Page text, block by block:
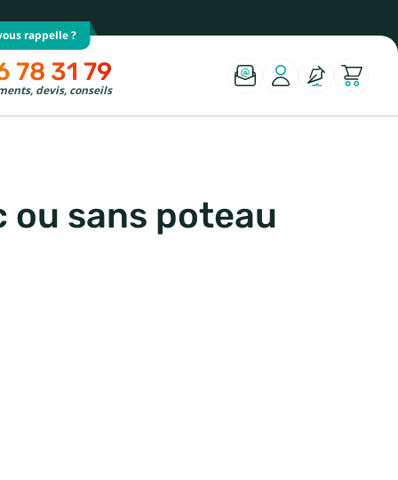
rappelle ?
78 31 79
devis, conseils
ou sans poteau